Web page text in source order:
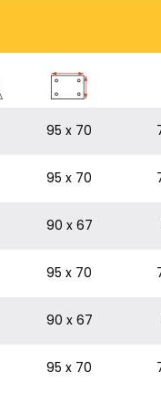
95 x 70
95 x 70
90 x 67
95 x 70
90 x 67
95 x 70